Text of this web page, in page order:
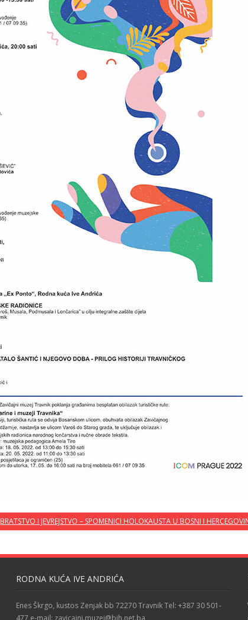
BRATSTVO I JEVREJSTVO – SPOMENICI HOLOKAUSTA U BOSNI I
RODNA KUĆA IVE ANDRIĆA
Enes Škrgo, kustos Zenjak bb 72270 Travnik Tel: +387 30 501-